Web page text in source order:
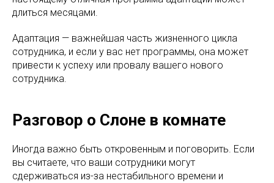
длиться месяцами.
Адаптация — важнейшая часть жизненного цикла
сотрудника, и если у вас нет программы, она может
привести к успеху или провалу вашего нового
сотрудника.
Разговор о Слоне в комнате
Иногда важно быть откровенным и поговорить. Если
вы считаете, что ваши сотрудники могут
сдерживаться из-за нестабильного времени и